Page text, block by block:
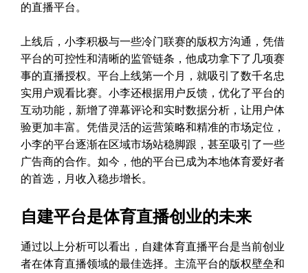
的直播平台。
上线后，小李积极与一些冷门联赛的版权方沟通，凭借
平台的可控性和清晰的监管链条，他成功拿下了几项赛
事的直播授权。平台上线第一个月，就吸引了数千名忠
实用户观看比赛。小李还根据用户反馈，优化了平台的
互动功能，新增了弹幕评论和实时数据分析，让用户体
验更加丰富。凭借灵活的运营策略和精准的市场定位，
小李的平台逐渐在区域市场站稳脚跟，甚至吸引了一些
广告商的合作。如今，他的平台已成为本地体育爱好者
的首选，月收入稳步增长。
自建平台是体育直播创业的未来
通过以上分析可以看出，自建体育直播平台是当前创业
者在体育直播领域的最佳选择。主流平台的版权壁垒和